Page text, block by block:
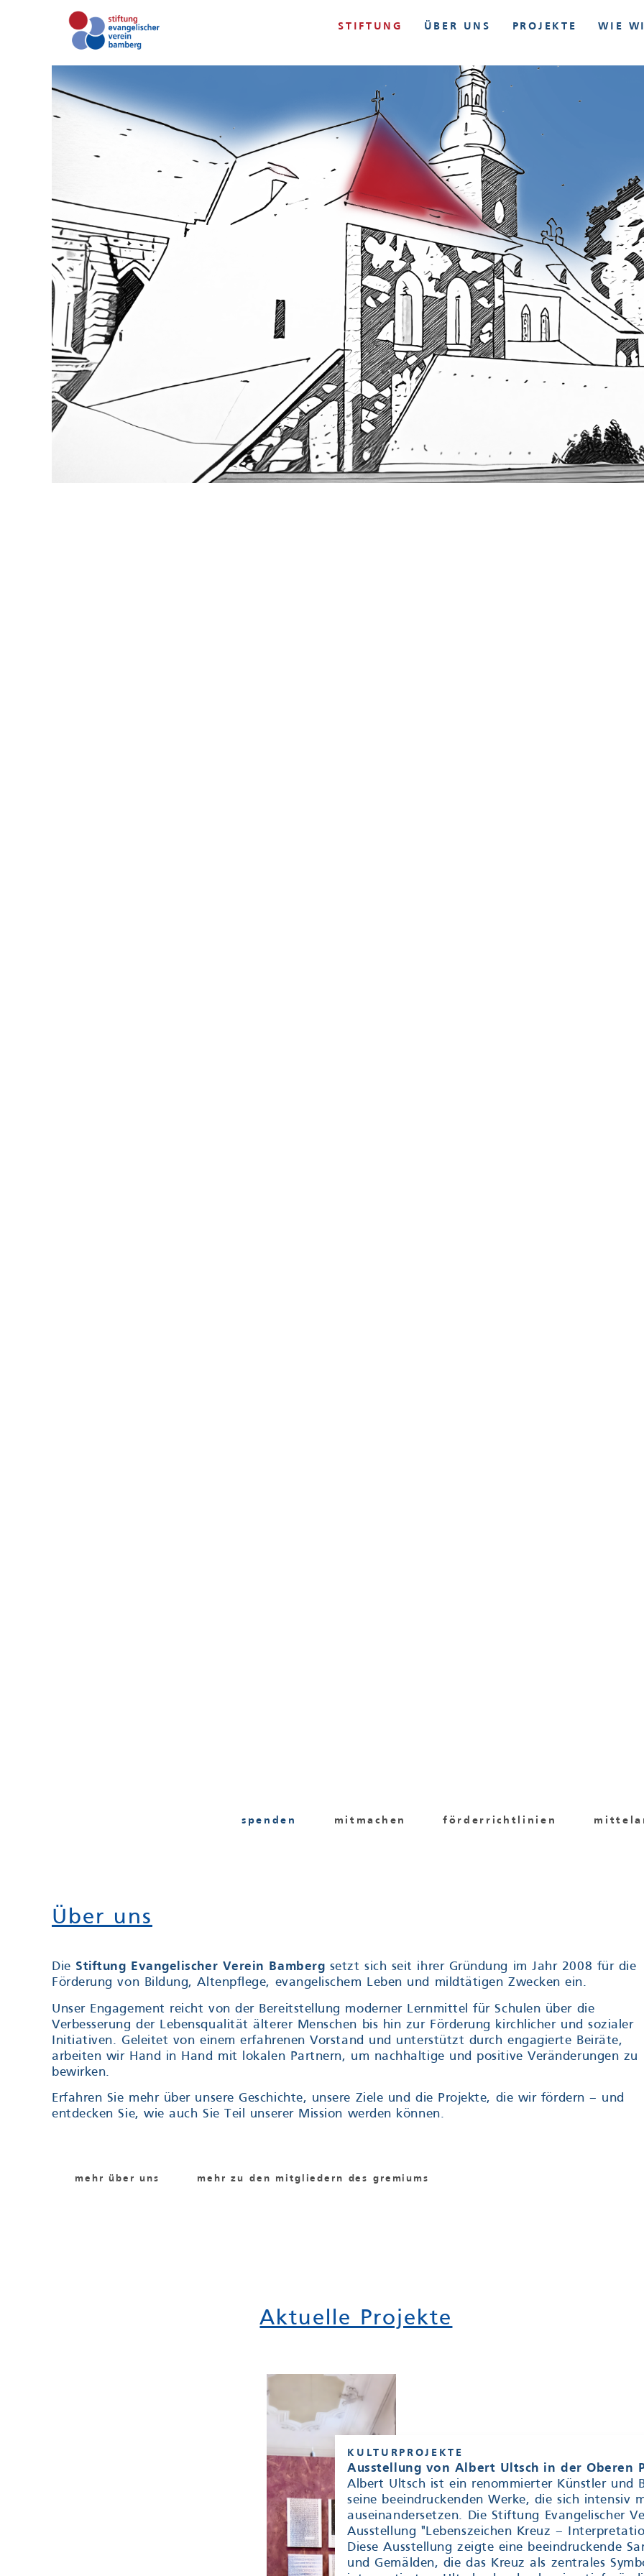
STIFTUNG ÜBER UNS PROJEKTE WIE
spenden mitmachen förderrichtlinien
Über uns
Die Stiftung Evangelischer Verein Bamberg setzt sich seit ihrer Gründung im Jahr 2008 für die
Förderung von Bildung, Altenpflege, evangelischem Leben und mildtätigen Zwecken ein.
Unser Engagement reicht von der Bereitstellung moderner Lernmittel für Schulen über die
Verbesserung der Lebensqualität älterer Menschen bis hin zur Förderung kirchlicher und sozialer
Initiativen. Geleitet von einem erfahrenen Vorstand und unterstützt durch engagierte Beiräte,
arbeiten wir Hand in Hand mit lokalen Partnern, um nachhaltige und positive Veränderungen zu
bewirken.
Erfahren Sie mehr über unsere Geschichte, unsere Ziele und die Projekte, die wir fördern – und
entdecken Sie, wie auch Sie Teil unserer Mission werden können.
mehr über uns mehr zu den mitgliedern des gremiums
Aktuelle Projekte
KULTURPROJEKTE
Ausstellung von Albert Ultsch in der Oberen
Albert Ultsch ist ein renommierter Künstler und
seine beeindruckenden Werke, die sich intensiv
auseinandersetzen. Die Stiftung Evangelischer
Ausstellung "Lebenszeichen Kreuz –
Diese Ausstellung zeigte eine beeindruckende
und Gemälden, die das Kreuz als zentrales